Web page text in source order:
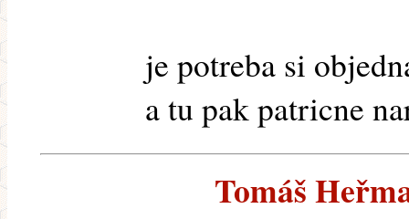
je potreba si
a tu pak patricne
Tomáš